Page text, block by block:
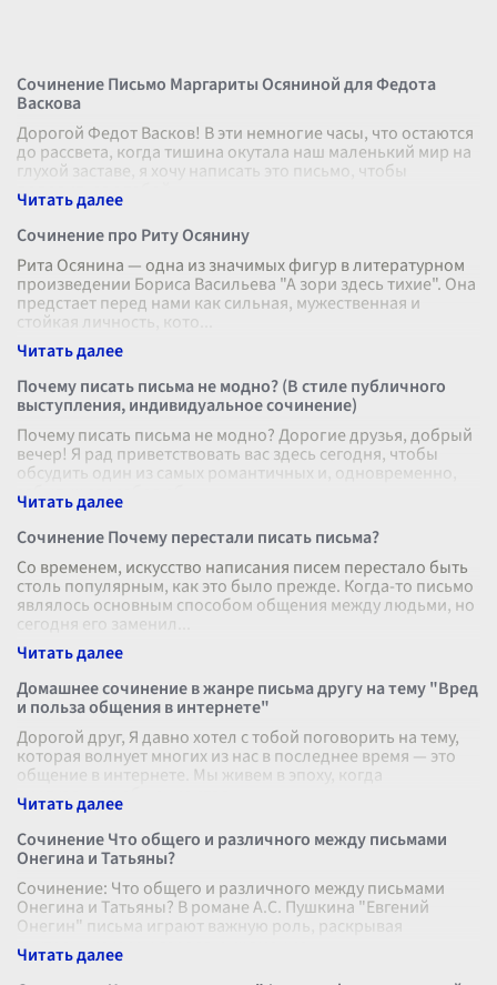
Сочинение Письмо Маргариты Осяниной для Федота
Васкова
Дорогой Федот Васков! В эти немногие часы, что остаются
до рассвета, когда тишина окутала наш маленький мир на
глухой заставе, я хочу написать это письмо, чтобы
поделиться с тобой
Сочинение про Риту Осянину
Рита Осянина — одна из значимых фигур в литературном
произведении Бориса Васильева "А зори здесь тихие". Она
предстает перед нами как сильная, мужественная и
стойкая личность, кото
Почему писать письма не модно? (В стиле публичного
выступления, индивидуальное сочинение)
Почему писать письма не модно? Дорогие друзья, добрый
вечер! Я рад приветствовать вас здесь сегодня, чтобы
обсудить один из самых романтичных и, одновременно,
забытых способов об
Сочинение Почему перестали писать письма?
Со временем, искусство написания писем перестало быть
столь популярным, как это было прежде. Когда-то письмо
являлось основным способом общения между людьми, но
сегодня его заменил
Домашнее сочинение в жанре письма другу на тему "Вред
и польза общения в интернете"
Дорогой друг, Я давно хотел с тобой поговорить на тему,
которая волнует многих из нас в последнее время — это
общение в интернете. Мы живем в эпоху, когда
виртуальное общение стал
Сочинение Что общего и различного между письмами
Онегина и Татьяны?
Сочинение: Что общего и различного между письмами
Онегина и Татьяны? В романе А.С. Пушкина "Евгений
Онегин" письма играют важную роль, раскрывая
внутренние миры героев и их эмоцио